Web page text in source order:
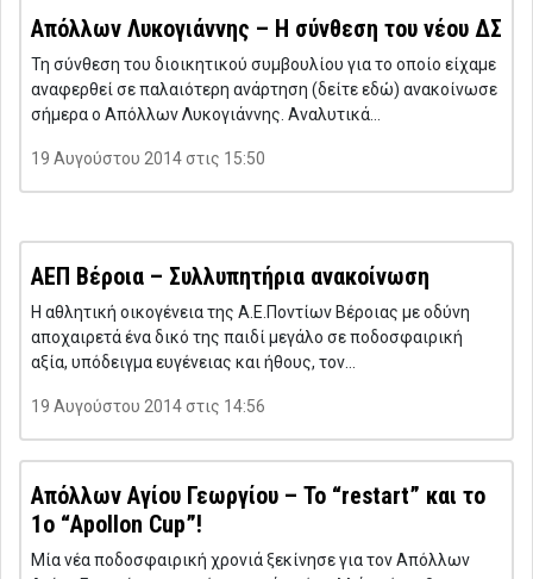
Απόλλων Λυκογιάννης – Η σύνθεση του νέου ΔΣ
Τη σύνθεση του διοικητικού συμβουλίου για το οποίο είχαμε
αναφερθεί σε παλαιότερη ανάρτηση (δείτε εδώ) ανακοίνωσε
σήμερα ο Απόλλων Λυκογιάννης. Αναλυτικά…
19 Αυγούστου 2014 στις 15:50
ΑΕΠ Βέροια – Συλλυπητήρια ανακοίνωση
Η αθλητική οικογένεια της Α.Ε.Ποντίων Βέροιας με οδύνη
αποχαιρετά ένα δικό της παιδί μεγάλο σε ποδοσφαιρική
αξία, υπόδειγμα ευγένειας και ήθους, τον…
19 Αυγούστου 2014 στις 14:56
Απόλλων Αγίου Γεωργίου – Το “restart” και το
1ο “Apollon Cup”!
Μία νέα ποδοσφαιρική χρονιά ξεκίνησε για τον Απόλλων